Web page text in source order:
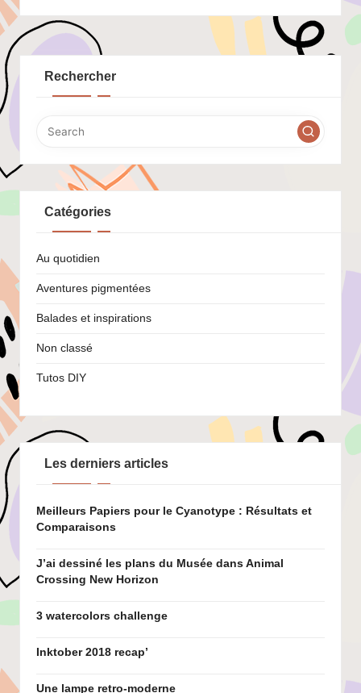
Rechercher
Catégories
Au quotidien
Aventures pigmentées
Balades et inspirations
Non classé
Tutos DIY
Les derniers articles
Meilleurs Papiers pour le Cyanotype : Résultats et
Comparaisons
J’ai dessiné les plans du Musée dans Animal
Crossing New Horizon
3 watercolors challenge
Inktober 2018 recap’
Une lampe retro-moderne